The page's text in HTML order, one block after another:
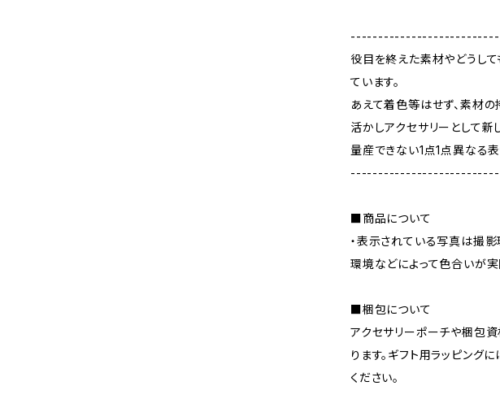
役目を終えた素材やどうし
ています。
あえて着色等はせず、素材
活かしアクセサリーとして新
量産できない1点1点異なる表
■商品について
・表示されている写真は撮
環境などによって色合いが
■梱包について
アクセサリーポーチや梱包
ります。ギフト用ラッピング
ください。